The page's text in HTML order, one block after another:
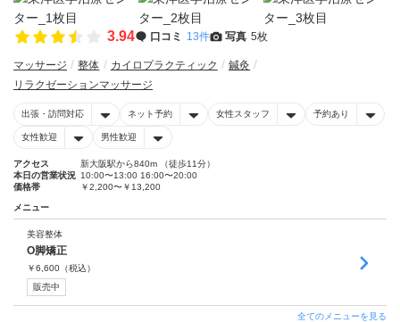
3.94 口コミ 13件 写真 5枚
マッサージ 整体 カイロプラクティック
鍼灸
リラクゼーションマッサージ
出張・訪問対応 ネット予約 女性スタッフ 予約あり
女性歓迎 男性歓迎
アクセス
新大阪駅から840m （徒歩11分）
本日の営業状況 10:00〜13:00 16:00〜20:00
価格帯
￥2,200〜￥13,200
メニュー
美容整体
O脚矯正
￥6,600 （税込）
販売中
全てのメニューを見る